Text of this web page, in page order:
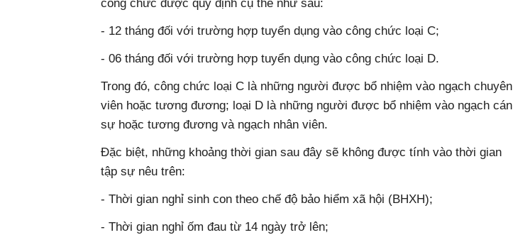
công chức được quy định cụ thể như sau:
- 12 tháng đối với trường hợp tuyển dụng vào công chức loại C;
- 06 tháng đối với trường hợp tuyển dụng vào công chức loại D.
Trong đó, công chức loại C là những người được bổ nhiệm vào ngạch chuyên
viên hoặc tương đương; loại D là những người được bổ nhiệm vào ngạch cán
sự hoặc tương đương và ngạch nhân viên.
Đặc biệt, những khoảng thời gian sau đây sẽ không được tính vào thời gian
tập sự nêu trên:
- Thời gian nghỉ sinh con theo chế độ bảo hiểm xã hội (BHXH);
- Thời gian nghỉ ốm đau từ 14 ngày trở lên;